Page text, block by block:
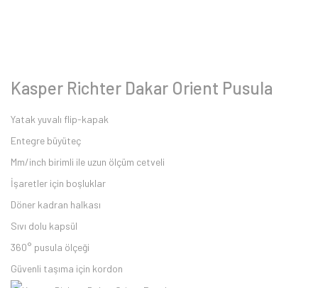
Kasper Richter Dakar Orient Pusula
Yatak yuvalı flip-kapak
Entegre büyüteç
Mm/inch birimli ile uzun ölçüm cetveli
İşaretler için boşluklar
Döner kadran halkası
Sıvı dolu kapsül
360° pusula ölçeği
Güvenli taşıma için kordon